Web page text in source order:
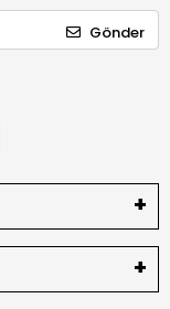
Gönder